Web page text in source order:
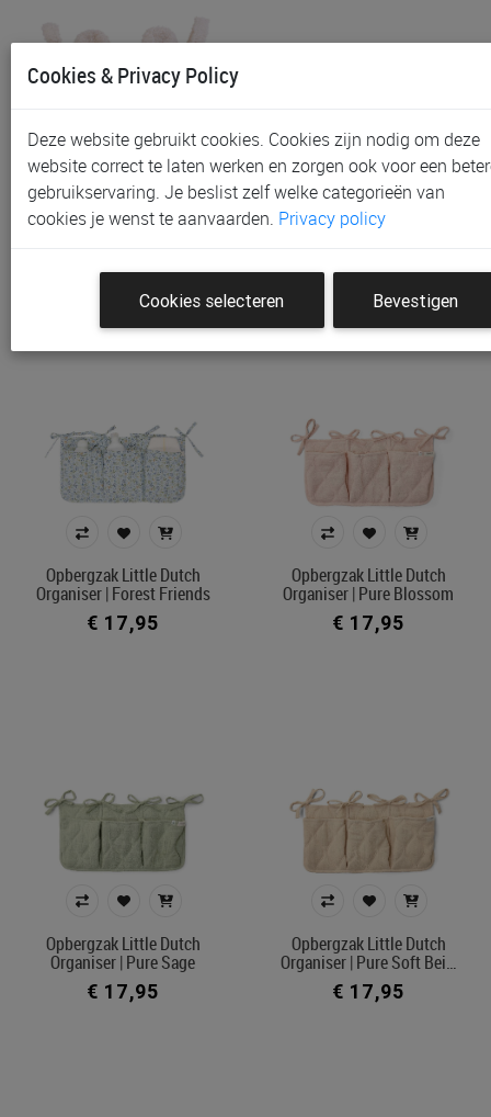
Mand Childhome | Teddy
Offwhite
Opbergzak Little Dutch
Organiser | Fairy Garden
Opbergzak Little Dutch
Organiser | Forest Friends
€ 17,95
Opbergzak Little Dutch
Organiser | Pure Blossom
€ 17,95
Opbergzak Little Dutch
Organiser | Pure Sage
€ 17,95
Opbergzak Little Dutch
Organiser | Pure Soft Bei…
€ 17,95
Cookies & Privacy Policy
Deze website gebruikt cookies. Cookies zijn nodig om deze
website correct te laten werken en zorgen ook voor een
gebruikservaring. Je beslist zelf welke categorieën van
cookies je wenst te aanvaarden. Privacy policy
Cookies selecteren Bevestigen